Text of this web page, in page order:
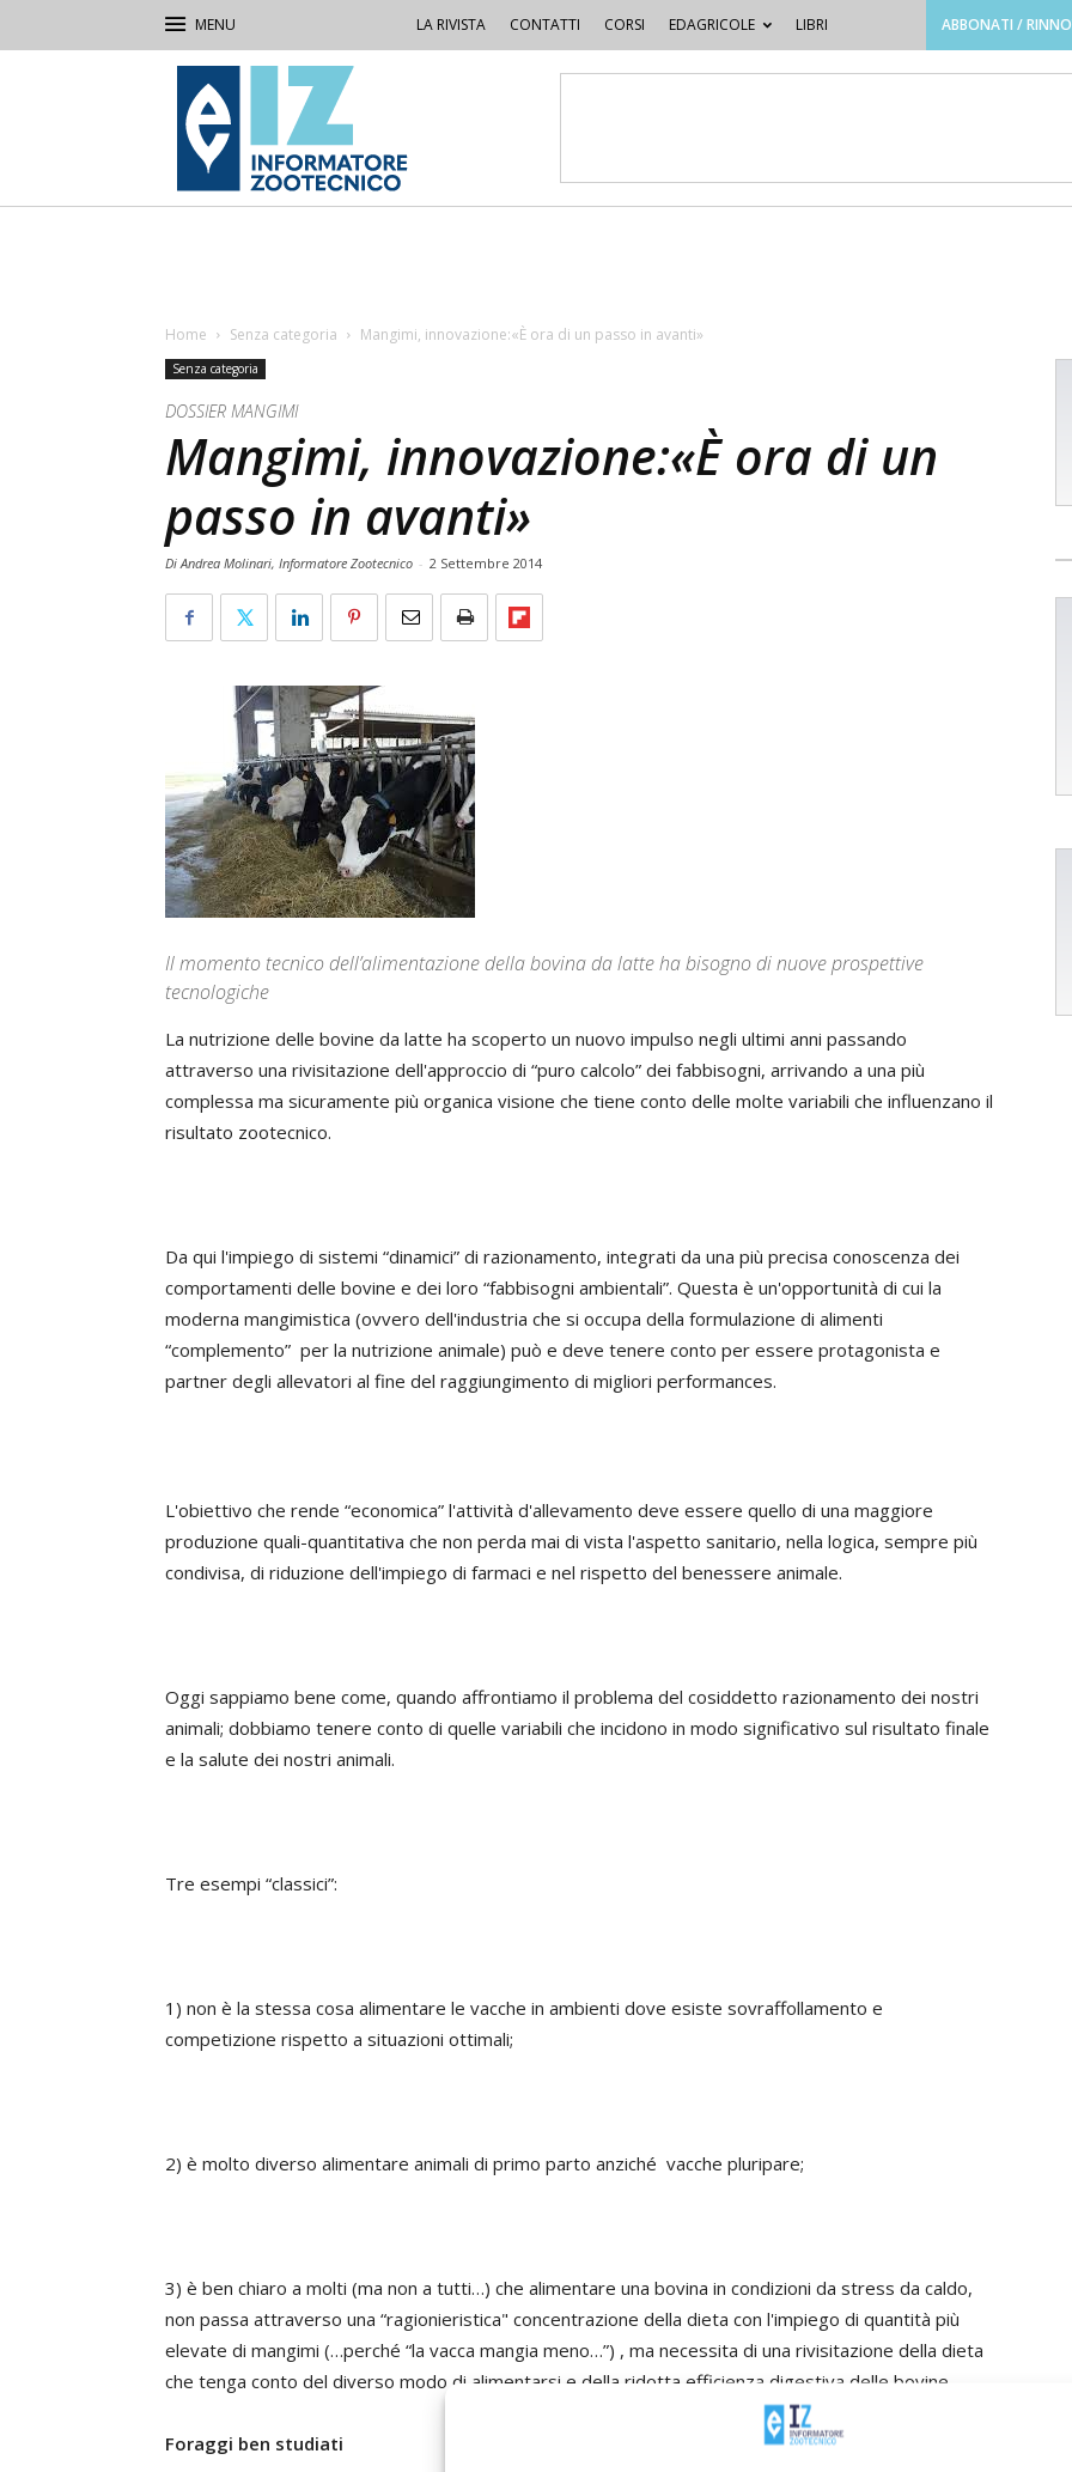
LA RIVISTA CONTATTI CORSI EDAGRICOLE LIBRI ABBONATI /
IZ
Informatore
Zootecnico
Home Senza categoria Mangimi, innovazione:«È ora di un passo in avanti»
Senza categoria
DOSSIER MANGIMI
Mangimi, innovazione:«È ora di un
passo in avanti»
Di Andrea Molinari, Informatore Zootecnico - 2 Settembre 2014
Il momento tecnico dell’alimentazione della bovina da latte ha bisogno di nuove prospettive
tecnologiche
La nutrizione delle bovine da latte ha scoperto un nuovo impulso negli ultimi anni passando
attraverso una rivisitazione dell'approccio di “puro calcolo” dei fabbisogni, arrivando a una più
complessa ma sicuramente più organica visione che tiene conto delle molte variabili che influenzano il
risultato zootecnico.
Da qui l'impiego di sistemi “dinamici” di razionamento, integrati da una più precisa conoscenza dei
comportamenti delle bovine e dei loro “fabbisogni ambientali”. Questa è un'opportunità di cui la
moderna mangimistica (ovvero dell'industria che si occupa della formulazione di alimenti
“complemento” per la nutrizione animale) può e deve tenere conto per essere protagonista e
partner degli allevatori al fine del raggiungimento di migliori performances.
L'obiettivo che rende “economica” l'attività d'allevamento deve essere quello di una maggiore
produzione quali-quantitativa che non perda mai di vista l'aspetto sanitario, nella logica, sempre più
condivisa, di riduzione dell'impiego di farmaci e nel rispetto del benessere animale.
Oggi sappiamo bene come, quando affrontiamo il problema del cosiddetto razionamento dei nostri
animali; dobbiamo tenere conto di quelle variabili che incidono in modo significativo sul risultato finale
e la salute dei nostri animali.
Tre esempi “classici”:
1) non è la stessa cosa alimentare le vacche in ambienti dove esiste sovraffollamento e
competizione rispetto a situazioni ottimali;
2) è molto diverso alimentare animali di primo parto anziché vacche pluripare;
3) è ben chiaro a molti (ma non a tutti…) che alimentare una bovina in condizioni da stress da caldo,
non passa attraverso una “ragionieristica" concentrazione della dieta con l'impiego di quantità più
elevate di mangimi (…perché “la vacca mangia meno…”) , ma necessita di una rivisitazione della dieta
che tenga conto del diverso modo di alimentarsi e della ridotta efficienza digestiva delle bovine.
Foraggi ben studiati